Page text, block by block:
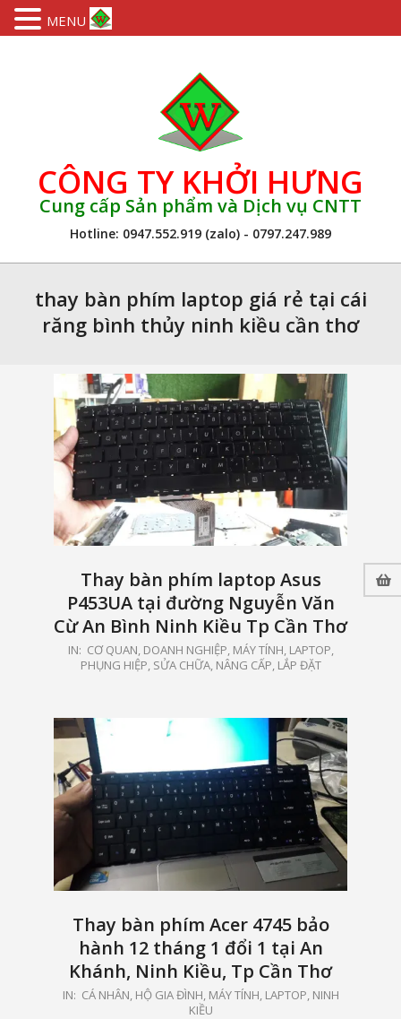
CÔNG TY KHỞI HƯNG
Cung cấp Sản phẩm và Dịch vụ CNTT
Hotline: 0947.552.919 (zalo) - 0797.247.989
Navigationthay bàn phím laptop giá rẻ tại cái
răng bình thủy ninh kiều cần thơ
Thay bàn phím laptop Asus
P453UA tại đường Nguyễn Văn
Cừ An Bình Ninh Kiều Tp Cần Thơ
2021-
IN: CƠ QUAN, DOANH NGHIỆP, MÁY TÍNH, LAPTOP,
PHỤNG HIỆP, SỬA CHỮA, NÂNG CẤP, LẮP ĐẶT
Thay bàn phím Acer 4745 bảo
hành 12 tháng 1 đổi 1 tại An
Khánh, Ninh Kiều, Tp Cần Thơ
2021-
IN: CÁ NHÂN, HỘ GIA ĐÌNH MÁY TÍNH, LAPTOP NINH
KIỀU
MENU